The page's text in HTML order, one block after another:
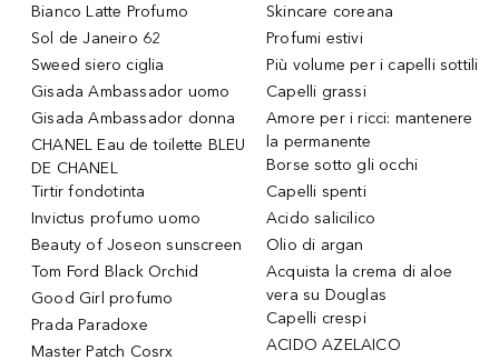
Bianco Latte Profumo
Sol de Janeiro 62
Sweed siero ciglia
Gisada Ambassador uomo
Gisada Ambassador donna
CHANEL Eau de toilette BLEU
DE CHANEL
Tirtir fondotinta
Invictus profumo uomo
Beauty of Joseon sunscreen
Tom Ford Black Orchid
Good Girl profumo
Prada Paradoxe
Master Patch Cosrx
Skincare coreana
Profumi estivi
Più volume per i capelli sottili
Capelli grassi
Amore per i ricci: mantenere
la permanente
Borse sotto gli occhi
Capelli spenti
Acido salicilico
Olio di argan
Acquista la crema di aloe
vera su Douglas
Capelli crespi
ACIDO AZELAICO